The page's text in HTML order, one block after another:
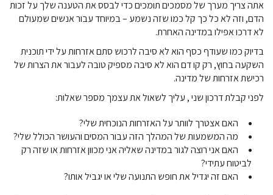
אתה צריך מערך של מסמכים תומכים כדי לבסס את הטענה שלך על זכות
הדם, וזה לא כל כך קל כמו שזה נשמע – במיוחד עבור אנשים שמעולם
לא דרכו אפילו במדינה האחרת.
בדיוק כמו שעודף כסף הוא לא סיבה לרכוש סתם אזרחות על ידי תוכנית
השקעה בחוץ, רק קו דם הוא לא סיבה מספיק טובה לעבור את הצרות של
רכישת אזרחות של מדינה.
לפני קבלתדרכון שני , עליך לשאול את עצמך מספר שאלות:
האם אצטרך לוותר על האזרחות הנוכחית שלי?
מה המשמעות של המהלך הזה עבור המסים והעושר הכולל שלי?
האם אני רוצה לגור במדינה שאליה אני מכוון אזרחות או שזה רק
לביטוח עתידי?
האם זה יגדיל את חופש התנועה שלי או יגביל אותו?